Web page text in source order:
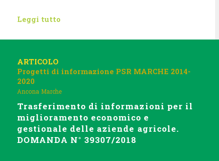
Leggi tutto
ARTICOLO
Progetti di informazione PSR MARCHE 2014-
2020
Ancona Marche
Trasferimento di informazioni per il
miglioramento economico e
gestionale delle aziende agricole.
DOMANDA N° 39307/2018